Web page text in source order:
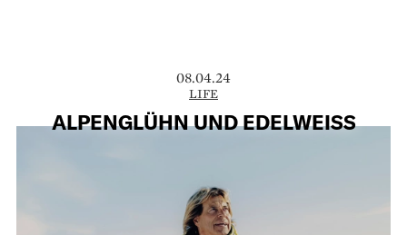
08.04.24
LIFE
ALPENGLÜHN UND EDELWEISS